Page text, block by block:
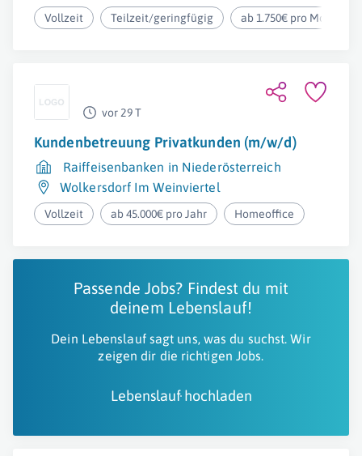
Vollzeit Teilzeit/geringfügig ab 1.750€ pro Monat
vor 29 T
Kundenbetreuung Privatkunden (m/w/d)
Raiffeisenbanken in Niederösterreich
Wolkersdorf Im Weinviertel
Vollzeit ab 45.000€ pro Jahr Homeoffice
Passende Jobs? Findest du mit
deinem Lebenslauf!
Dein Lebenslauf sagt uns, was du suchst. Wir
zeigen dir die richtigen Jobs.
Lebenslauf hochladen